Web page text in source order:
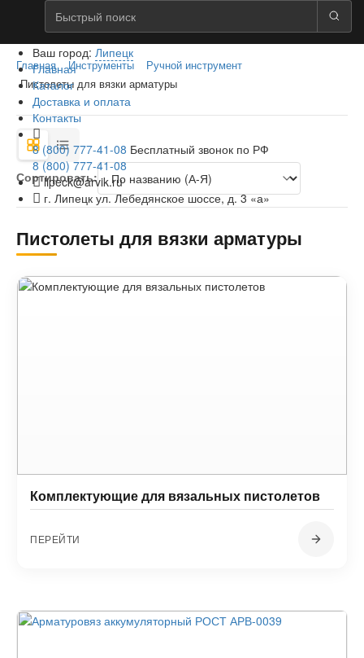
Ваш город: Липецк
Главная
Каталог
Доставка и оплата
Контакты
8 (800) 777-41-08 Бесплатный звонок по РФ
8 (800) 777-41-08
lipeck@arvik.ru
г. Липецк ул. Лебедянское шоссе, д. 3 «а»
Главная Инструменты
Ручной инструмент
Пистолеты для вязки арматуры
Сортировать:
Пистолеты для вязки арматуры
Комплектующие для вязальных пистолетов
ПЕРЕЙТИ